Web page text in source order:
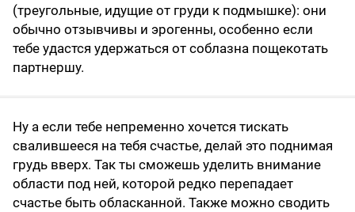
(треугольные, идущие от груди к подмышке): они
обычно отзывчивы и эрогенны, особенно если
тебе удастся удержаться от соблазна пощекотать
партнершу.
Ну а если тебе непременно хочется тискать
свалившееся на тебя счастье, делай это поднимая
грудь вверх. Так ты сможешь уделить внимание
области под ней, которой редко перепадает
счастье быть обласканной. Также можно сводить